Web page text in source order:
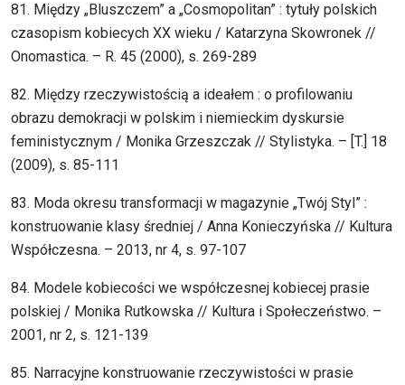
81. Między „Bluszczem” a „Cosmopolitan” : tytuły polskich
czasopism kobiecych XX wieku / Katarzyna Skowronek //
Onomastica. – R. 45 (2000), s. 269-289
82. Między rzeczywistością a ideałem : o profilowaniu
obrazu demokracji w polskim i niemieckim dyskursie
feministycznym / Monika Grzeszczak // Stylistyka. – [T.] 18
(2009), s. 85-111
83. Moda okresu transformacji w magazynie „Twój Styl” :
konstruowanie klasy średniej / Anna Konieczyńska // Kultura
Współczesna. – 2013, nr 4, s. 97-107
84. Modele kobiecości we współczesnej kobiecej prasie
polskiej / Monika Rutkowska // Kultura i Społeczeństwo. –
2001, nr 2, s. 121-139
85. Narracyjne konstruowanie rzeczywistości w prasie